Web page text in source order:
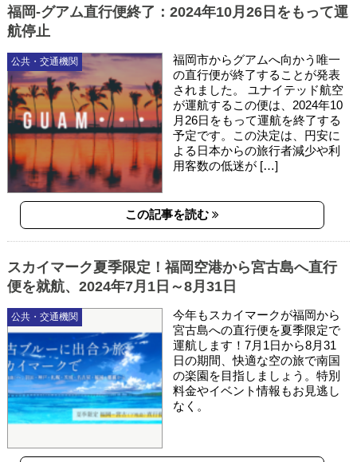
公共・交通機関
福岡-グアム直行便終了：2024年10月26日をもって運
航停止
福岡市からグアムへ向かう唯一
の直行便が終了することが発表
されました。 ユナイテッド航空
が運航するこの便は、2024年10
月26日をもって運航を終了する
予定です。この決定は、円安に
よる日本からの旅行者減少や利
用客数の低迷が […]
この記事を読む
公共・交通機関
スカイマーク夏季限定！福岡空港から宮古島へ直行
便を就航、2024年7月1日～8月31日
今年もスカイマークが福岡から
宮古島への直行便を夏季限定で
運航します！7月1日から8月31
日の期間、快適な空の旅で南国
の楽園を目指しましょう。特別
料金やイベント情報もお見逃し
なく。